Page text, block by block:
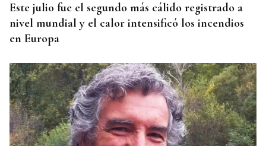
Este julio fue el segundo más cálido registrado a
nivel mundial y el calor intensificó los incendios
en Europa